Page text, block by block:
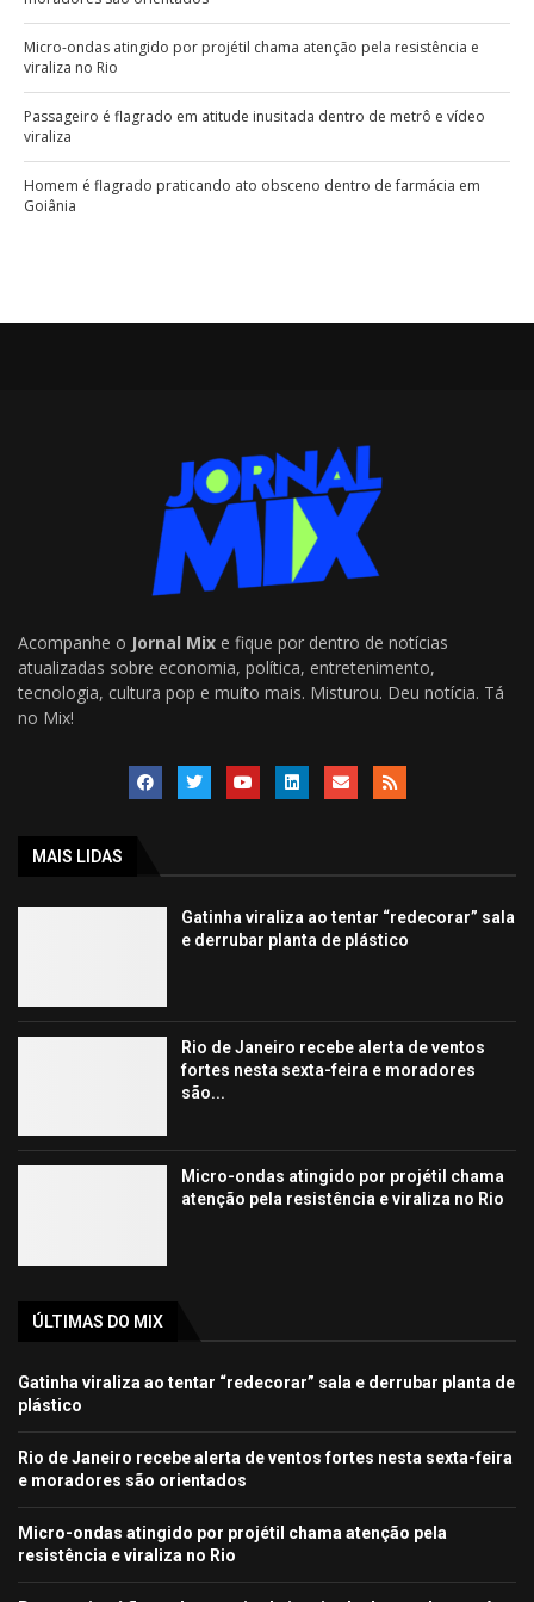
Micro-ondas atingido por projétil chama atenção pela resistência e
viraliza no Rio
Passageiro é flagrado em atitude inusitada dentro de metrô e vídeo
viraliza
Homem é flagrado praticando ato obsceno dentro de farmácia em
Goiânia
Acompanhe o Jornal Mix e fique por dentro de notícias
atualizadas sobre economia, política, entretenimento,
tecnologia, cultura pop e muito mais. Misturou. Deu notícia. Tá
no Mix!
MAIS LIDAS
Gatinha viraliza ao tentar “redecorar” sala
e derrubar planta de plástico
Rio de Janeiro recebe alerta de ventos
fortes nesta sexta-feira e moradores
são...
Micro-ondas atingido por projétil chama
atenção pela resistência e viraliza no Rio
ÚLTIMAS DO MIX
Gatinha viraliza ao tentar “redecorar” sala e derrubar planta de
plástico
Rio de Janeiro recebe alerta de ventos fortes nesta sexta-feira
e moradores são orientados
Micro-ondas atingido por projétil chama atenção pela
resistência e viraliza no Rio